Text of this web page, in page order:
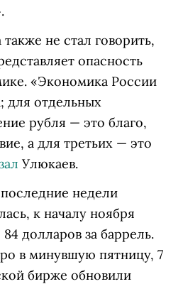
не стал говорить,
опасность
«Экономика России
для отдельных
рубля — это благо,
а для третьих — это
Улюкаев.
недели
к началу ноября
долларов за баррель.
в минувшую пятницу, 7
бирже обновили